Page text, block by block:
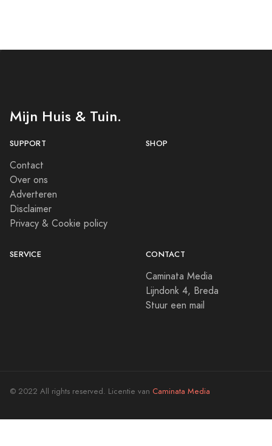
Mijn Huis & Tuin.
SUPPORT
Contact
Over ons
Adverteren
Disclaimer
Privacy & Cookie policy
SHOP
SERVICE CONTACT
Caminata Media
Lijndonk 4, Breda
Stuur een mail
© 2022 All rights reserved. Licentie van Caminata Media